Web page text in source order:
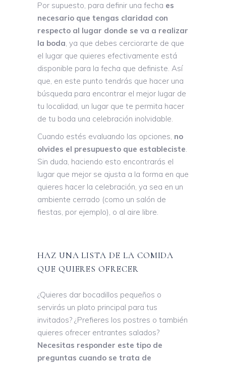
Por supuesto, para definir una fecha es
necesario que tengas claridad con
respecto al lugar donde se va a realizar
la boda, ya que debes cerciorarte de que
el lugar que quieres efectivamente está
disponible para la fecha que definiste. Así
que, en este punto tendrás que hacer una
búsqueda para encontrar el mejor lugar de
tu localidad, un lugar que te permita hacer
de tu boda una celebración inolvidable.
Cuando estés evaluando las opciones, no
olvides el presupuesto que estableciste.
Sin duda, haciendo esto encontrarás el
lugar que mejor se ajusta a la forma en que
quieres hacer la celebración, ya sea en un
ambiente cerrado (como un salón de
fiestas, por ejemplo), o al aire libre.
HAZ UNA LISTA DE LA COMIDA
QUE QUIERES OFRECER
¿Quieres dar bocadillos pequeños o
servirás un plato principal para tus
invitados? ¿Prefieres los postres o también
quieres ofrecer entrantes salados?
Necesitas responder este tipo de
preguntas cuando se trata de